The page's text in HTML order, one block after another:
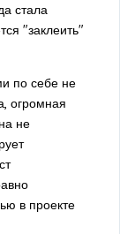
стала
"заклеить"
по себе не
огромная
не
в проекте